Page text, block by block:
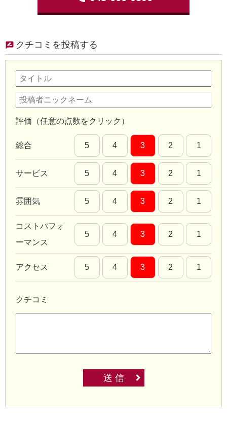
クチコミを投稿する
評価（任意の点数をクリック）
総合 5 4 3 2 1
サービス 5 4 3 2 1
雰囲気 5 4 3 2 1
コストパフォ
ーマンス
5 4 3 2 1
アクセス 5 4 3 2 1
クチコミ
送 信